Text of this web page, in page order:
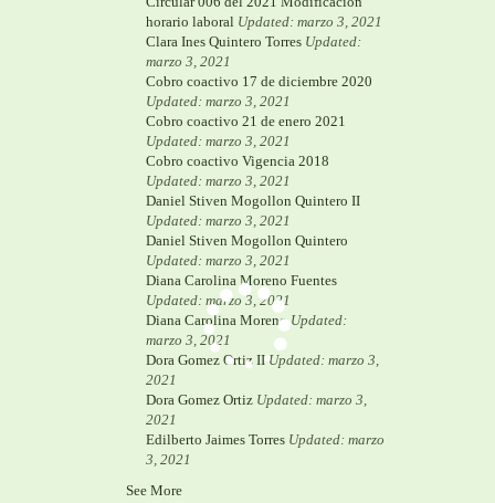
horario laboral Updated: marzo 3, 2021
Clara Ines Quintero Torres Updated:
marzo 3, 2021
Cobro coactivo 17 de diciembre 2020
Updated: marzo 3, 2021
Cobro coactivo 21 de enero 2021
Updated: marzo 3, 2021
Cobro coactivo Vigencia 2018
Updated: marzo 3, 2021
Daniel Stiven Mogollon Quintero II
Updated: marzo 3, 2021
Daniel Stiven Mogollon Quintero
Updated: marzo 3, 2021
Diana Carolina Moreno Fuentes
Updated: marzo 3, 2021
Diana Carolina Moreno Updated:
marzo 3, 2021
Dora Gomez Ortiz II Updated: marzo 3,
2021
Dora Gomez Ortiz Updated: marzo 3,
2021
Edilberto Jaimes Torres Updated: marzo
3, 2021
See More